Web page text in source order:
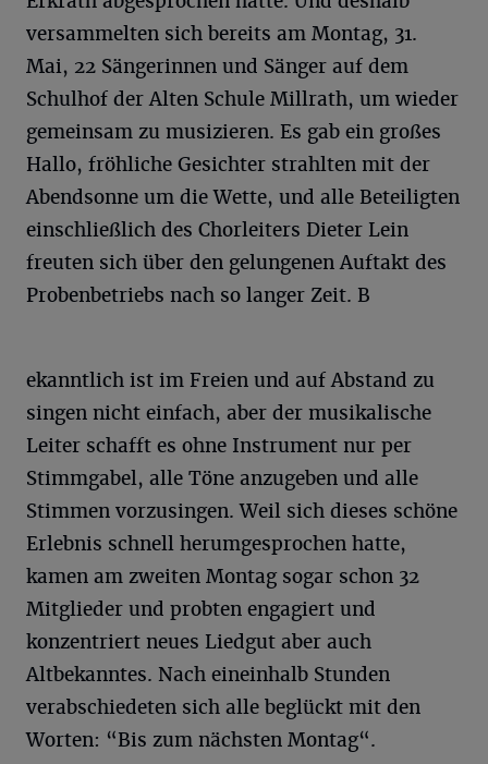
versammelten sich bereits am Montag, 31.
Mai, 22 Sängerinnen und Sänger auf dem
Schulhof der Alten Schule Millrath, um wieder
gemeinsam zu musizieren. Es gab ein großes
Hallo, fröhliche Gesichter strahlten mit der
Abendsonne um die Wette, und alle Beteiligten
einschließlich des Chorleiters Dieter Lein
freuten sich über den gelungenen Auftakt des
Probenbetriebs nach so langer Zeit. B
ekanntlich ist im Freien und auf Abstand zu
singen nicht einfach, aber der musikalische
Leiter schafft es ohne Instrument nur per
Stimmgabel, alle Töne anzugeben und alle
Stimmen vorzusingen. Weil sich dieses schöne
Erlebnis schnell herumgesprochen hatte,
kamen am zweiten Montag sogar schon 32
Mitglieder und probten engagiert und
konzentriert neues Liedgut aber auch
Altbekanntes. Nach eineinhalb Stunden
verabschiedeten sich alle beglückt mit den
Worten: “Bis zum nächsten Montag“.